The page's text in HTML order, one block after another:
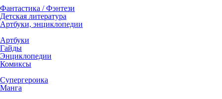
Фантастика / Фэнтези
Детская литература
Артбуки, энциклопедии
Артбуки
Гайды
Энциклопедии
Комиксы
Супергероика
Манга